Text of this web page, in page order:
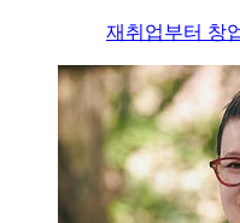
재취업부터 창